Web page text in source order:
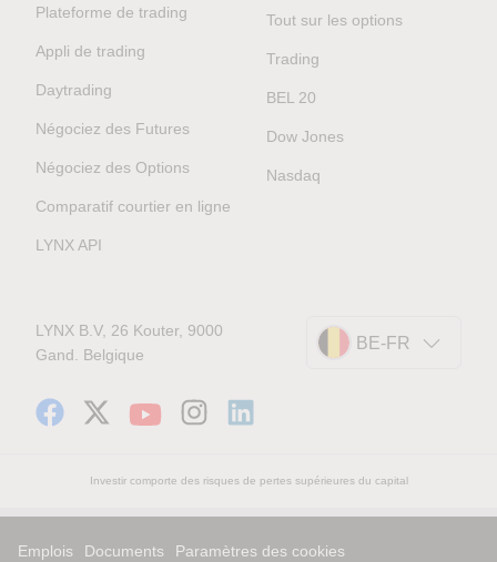
Plateforme de trading
Appli de trading
Daytrading
Négociez des Futures
Négociez des Options
Comparatif courtier en ligne
LYNX API
Tout sur les options
Trading
BEL 20
Dow Jones
Nasdaq
LYNX B.V, 26 Kouter, 9000
Gand. Belgique
BE-FR
Investir comporte des risques de pertes supérieures du capital
Emplois Documents
Paramètres des cookies